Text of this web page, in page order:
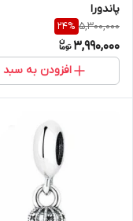
پاندورا
5,300,000
24%
3,990,000
افزودن به سبد